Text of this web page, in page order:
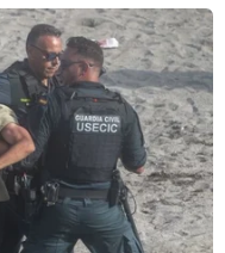
hộ của nhiều chính
sự ủng hộ của
bang.